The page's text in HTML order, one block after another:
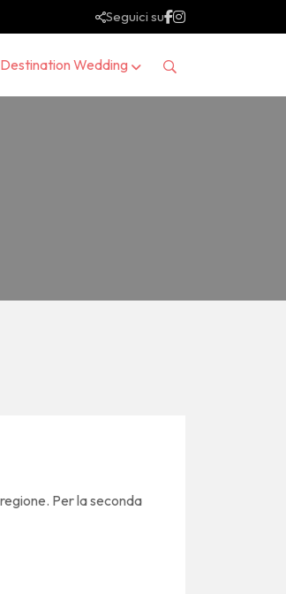
Seguici su
Destination Wedding
Per la seconda